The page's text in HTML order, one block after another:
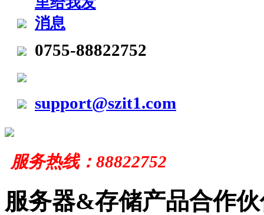
0755-88822752
support@szit1.com
服务热线： 88822752
服务器&存储产品合作